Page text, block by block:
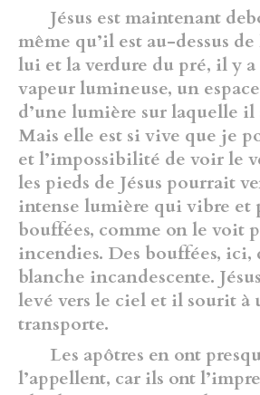
Jésus est maintenant
même qu’il est au-dessus
lui et la verdure du pré, il y
vapeur lumineuse, un
d’une lumière sur laquelle il
Mais elle est si vive que je
et l’impossibilité de voir le
les pieds de Jésus pourrait
intense lumière qui vibre et
bouffées, comme on le voit
incendies. Des bouffées, ici,
blanche incandescente.
levé vers le ciel et il sourit à
transporte.
Les apôtres en ont
l’appellent, car ils ont